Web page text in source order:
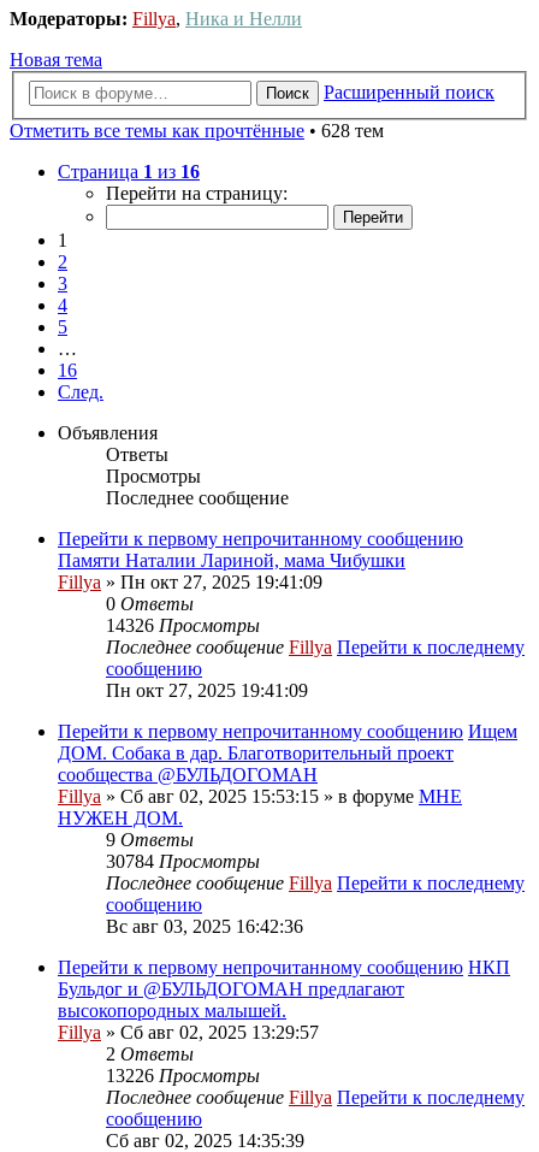
Модераторы: Fillya, Ника и Нелли
Новая тема
Поиск
Расширенный поиск
Отметить все темы как прочтённые • 628 тем
Страница 1 из 16
Перейти на страницу:
1
2
3
4
5
…
16
След.
Объявления
Ответы
Просмотры
Последнее сообщение
Перейти к первому непрочитанному сообщению
Памяти Наталии Лариной, мама Чибушки
Fillya » Пн окт 27, 2025 19:41:09
0 Ответы
14326 Просмотры
Последнее сообщение Fillya Перейти к последнему
сообщению
Пн окт 27, 2025 19:41:09
Перейти к первому непрочитанному сообщению Ищем
ДОМ. Собака в дар. Благотворительный проект
сообщества @БУЛЬДОГОМАН
Fillya » Сб авг 02, 2025 15:53:15 » в форуме МНЕ
НУЖЕН ДОМ.
9 Ответы
30784 Просмотры
Последнее сообщение Fillya Перейти к последнему
сообщению
Вс авг 03, 2025 16:42:36
Перейти к первому непрочитанному сообщению НКП
Бульдог и @БУЛЬДОГОМАН предлагают
высокопородных малышей.
Fillya » Сб авг 02, 2025 13:29:57
2 Ответы
13226 Просмотры
Последнее сообщение Fillya Перейти к последнему
сообщению
Сб авг 02, 2025 14:35:39